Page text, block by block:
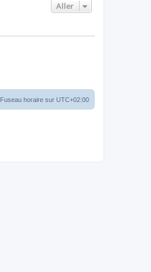
Aller
Fuseau horaire sur UTC+02:00